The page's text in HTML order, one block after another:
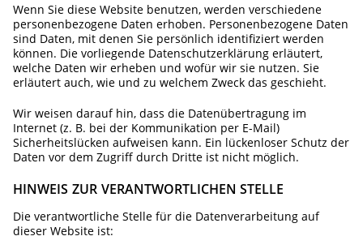
Wenn Sie diese Website benutzen, werden verschiedene
personenbezogene Daten erhoben. Personenbezogene Daten
sind Daten, mit denen Sie persönlich identifiziert werden
können. Die vorliegende Datenschutzerklärung erläutert,
welche Daten wir erheben und wofür wir sie nutzen. Sie
erläutert auch, wie und zu welchem Zweck das geschieht.
Wir weisen darauf hin, dass die Datenübertragung im
Internet (z. B. bei der Kommunikation per E-Mail)
Sicherheitslücken aufweisen kann. Ein lückenloser Schutz der
Daten vor dem Zugriff durch Dritte ist nicht möglich.
HINWEIS ZUR VERANTWORTLICHEN STELLE
Die verantwortliche Stelle für die Datenverarbeitung auf
dieser Website ist: